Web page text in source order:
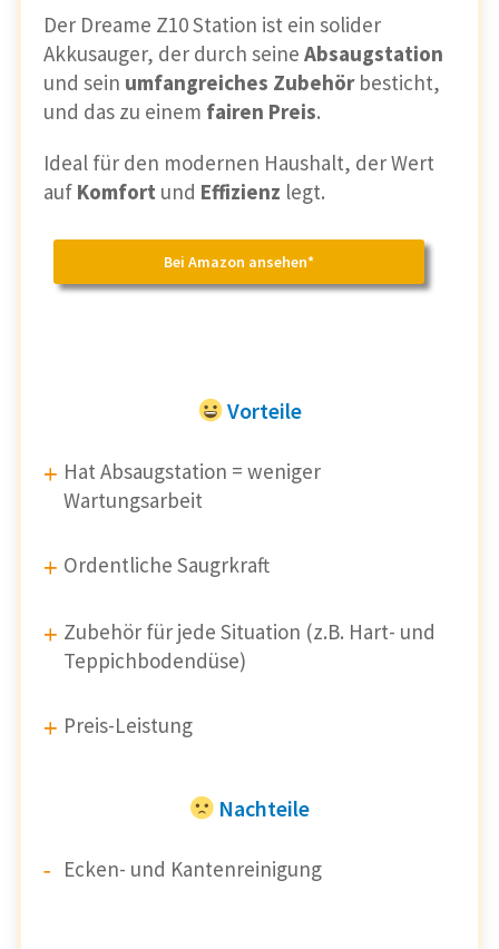
Der Dreame Z10 Station ist ein solider
Akkusauger, der durch seine Absaugstation
und sein umfangreiches Zubehörbesticht,
und das zu einem fairen Preis.
Ideal für den modernen Haushalt, der Wert
auf Komfort und Effizienz legt.
Bei Amazon ansehen*
Vorteile
Hat Absaugstation = weniger
Wartungsarbeit
Ordentliche Saugrkraft
Zubehör für jede Situation (z.B. Hart- und
Teppichbodendüse)
Preis-Leistung
Nachteile
Ecken- und Kantenreinigung